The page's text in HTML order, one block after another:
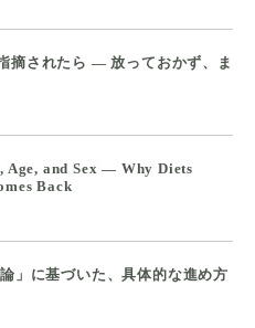
摘されたら ― 放っておかず、ま
and Sex — Why Diets
Back
」に基づいた、具体的な進め方